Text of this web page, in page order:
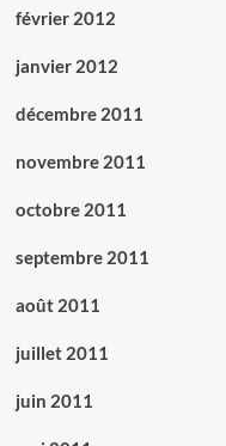
février 2012
janvier 2012
décembre 2011
novembre 2011
octobre 2011
septembre 2011
août 2011
juillet 2011
juin 2011